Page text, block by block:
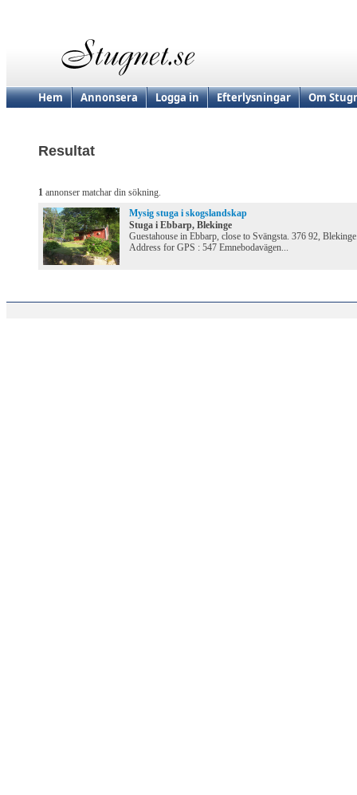
Hem Annonsera Logga in Efterlysningar Om
Resultat
1 annonser matchar din sökning.
Mysig stuga i skogslandskap
Stuga i Ebbarp, Blekinge
Guestahouse in Ebbarp, close to Svängsta. 376 92,
Address for GPS : 547 Emnebodavägen...